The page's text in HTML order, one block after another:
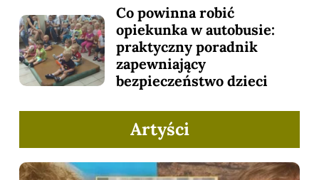
Co powinna robić
opiekunka w autobusie:
praktyczny poradnik
zapewniający
bezpieczeństwo dzieci
Artyści